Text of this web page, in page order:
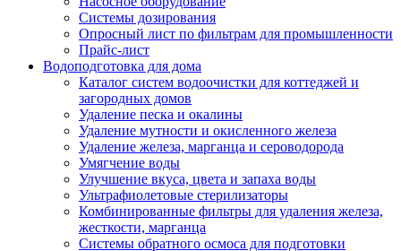
Системы дозирования
Опросный лист по фильтрам для промышленности
Прайс-лист
Водоподготовка для дома
Каталог систем водоочистки для коттеджей и
загородных домов
Удаление песка и окалины
Удаление мутности и окисленного железа
Удаление железа, марганца и сероводорода
Умягчение воды
Улучшение вкуса, цвета и запаха воды
Ультрафиолетовые стерилизаторы
Комбинированные фильтры для удаления железа,
жесткости, марганца
Системы обратного осмоса для подготовки